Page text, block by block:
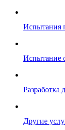
Испытания
Испытание
Разработка
Другие